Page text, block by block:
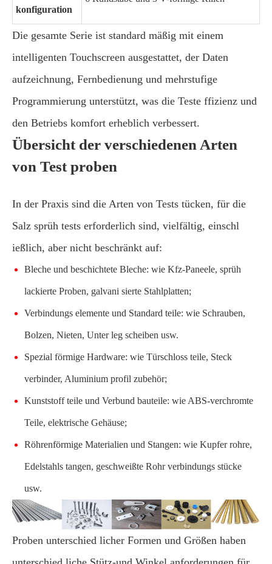
konfiguration
Die gesamte Serie ist standard mäßig mit einem
intelligenten Touchscreen ausgestattet, der Daten
aufzeichnung, Fernbedienung und mehrstufige
Programmierung unterstützt, was die Teste ffizienz und
den Betriebs komfort erheblich verbessert.
Übersicht der verschiedenen Arten
von Test proben
In der Praxis sind die Arten von Tests tücken, für die
Salz sprüh tests erforderlich sind, vielfältig, einschl
ießlich, aber nicht beschränkt auf:
Bleche und beschichtete Bleche: wie Kfz-Paneele, sprüh
lackierte Proben, galvani sierte Stahlplatten;
Verbindungs elemente und Standard teile: wie Schrauben,
Bolzen, Nieten, Unter leg scheiben usw.
Spezial förmige Hardware: wie Türschloss teile, Steck
verbinder, Aluminium profil zubehör;
Kunststoff teile und Verbund bauteile: wie ABS-verchromte
Teile, elektrische Gehäuse;
Röhrenförmige Materialien und Stangen: wie Kupfer rohre,
Edelstahls tangen, geschweißte Rohr verbindungs stücke
usw.
Proben unterschied licher Formen und Größen haben